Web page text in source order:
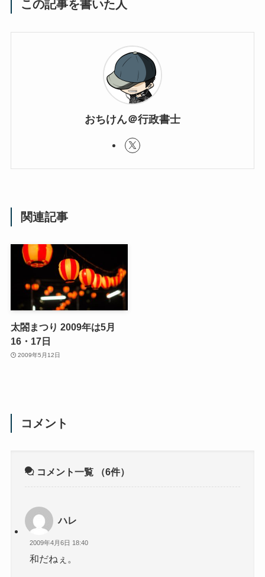
この記事を書いた人
おちけん＠行政書士
関連記事
太閤まつり 2009年は5月
16・17日
2009年5月12日
コメント
コメント一覧 （6件）
ハレ
2009年4月6日 18:40
和だねぇ。